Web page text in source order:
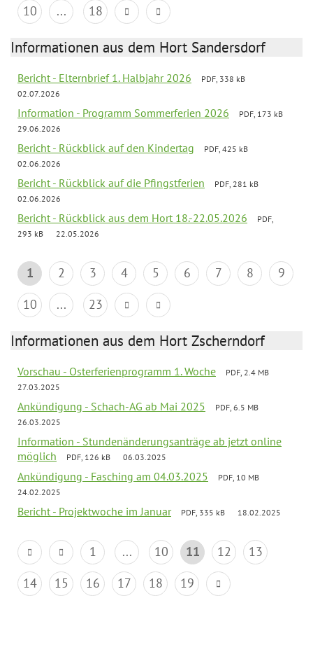
10
... 18
Informationen aus dem Hort Sandersdorf
Bericht - Elternbrief 1. Halbjahr 2026
PDF, 338 kB
02.07.2026
Information - Programm Sommerferien 2026
PDF, 173 kB
29.06.2026
Bericht - Rückblick auf den Kindertag
PDF, 425 kB
02.06.2026
Bericht - Rückblick auf die Pfingstferien
PDF, 281 kB
02.06.2026
Bericht - Rückblick aus dem Hort 18.-22.05.2026
PDF,
293 kB
22.05.2026
1 2 3 4 5 6 7 8
9
10
... 23
Informationen aus dem Hort Zscherndorf
Vorschau - Osterferienprogramm 1. Woche
PDF, 2.4 MB
27.03.2025
Ankündigung - Schach-AG ab Mai 2025
PDF, 6.5 MB
26.03.2025
Information - Stundenänderungsanträge ab jetzt online
möglich
PDF, 126 kB 06.03.2025
Ankündigung - Fasching am 04.03.2025
PDF, 10 MB
24.02.2025
Bericht - Projektwoche im Januar PDF, 335 kB 18.02.2025
1 ... 10 11 12
13
14
15 16 17 18 19